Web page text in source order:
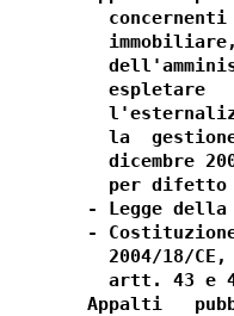
concernenti
espletare
la
dicembre
per difetto
- Legge
-
2004/18/CE,
artt. 43 e
Appalti